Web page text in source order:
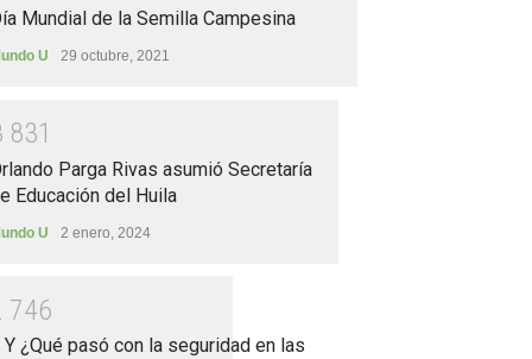
Mundial de la Semilla Campesina
U 29 octubre, 2021
831
Parga Rivas asumió Secretaría
Educación del Huila
U 2 enero, 2024
746
Y ¿Qué pasó con la seguridad en las